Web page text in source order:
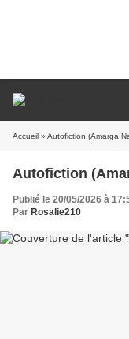
Accueil » Autofiction (Amarga
Autofiction
Publié le 20/05/2026 à
Par Rosalie210